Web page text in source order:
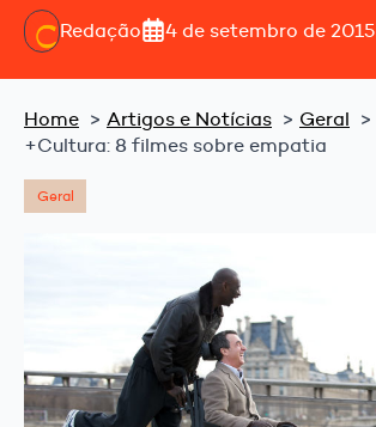
Redação 4 de setembro de 2015
Home Artigos e Notícias
Geral
+Cultura: 8 filmes sobre empatia
Geral